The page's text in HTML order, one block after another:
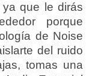
que le dirás
porque
de Noise
del ruido
tomas una